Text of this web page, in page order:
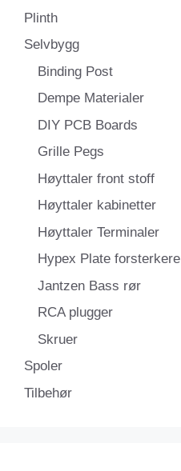
Plinth
Selvbygg
Binding Post
Dempe Materialer
DIY PCB Boards
Grille Pegs
Høyttaler front stoff
Høyttaler kabinetter
Høyttaler Terminaler
Hypex Plate forsterkere
Jantzen Bass rør
RCA plugger
Skruer
Spoler
Tilbehør